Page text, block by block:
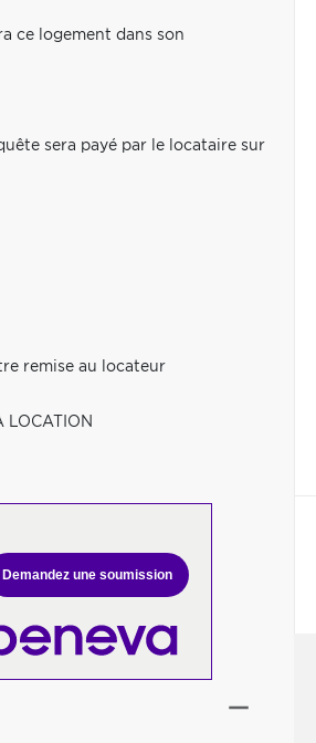
ce logement dans son
sera payé par le locataire sur
remise au locateur
Demandez une soumission